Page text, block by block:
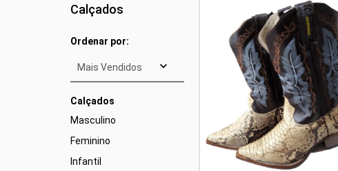
Calçados
Ordenar por:
Calçados
Masculino
Feminino
Infantil